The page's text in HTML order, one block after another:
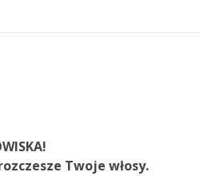
Twoje włosy.